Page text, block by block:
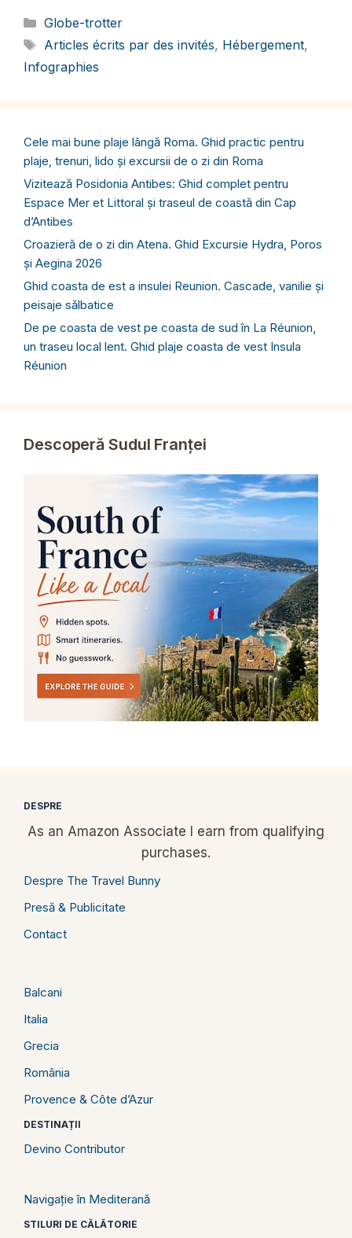
Catégories
Globe-trotter
Étiquettes
Articles écrits par des invités, Hébergement,
Infographies
Cele mai bune plaje lângă Roma. Ghid practic pentru
plaje, trenuri, lido și excursii de o zi din Roma
Vizitează Posidonia Antibes: Ghid complet pentru
Espace Mer et Littoral și traseul de coastă din Cap
d’Antibes
Croazieră de o zi din Atena. Ghid Excursie Hydra, Poros
și Aegina 2026
Ghid coasta de est a insulei Reunion. Cascade, vanilie și
peisaje sălbatice
De pe coasta de vest pe coasta de sud în La Réunion,
un traseu local lent. Ghid plaje coasta de vest Insula
Réunion
Descoperă Sudul Franței
DESPRE
As an Amazon Associate I earn from qualifying
purchases.
Despre The Travel Bunny
Presă & Publicitate
Contact
Balcani
Italia
Grecia
România
Provence & Côte d’Azur
DESTINAȚII
Devino Contributor
Navigație în Mediterană
STILURI DE CĂLĂTORIE